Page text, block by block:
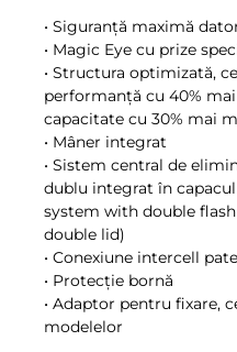
• Siguranță maximă
• Magic Eye cu prize
• Structura optimizată,
performanță cu 40%
capacitate cu 30% mai
• Mâner integrat
• Sistem central de
dublu integrat în
system with double
double lid)
• Conexiune intercell
• Protecție bornă
• Adaptor pentru fixare,
modelelor